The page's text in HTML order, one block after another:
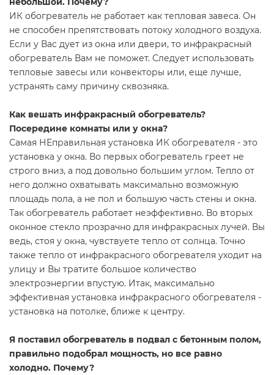
ИК обогреватель не работает как тепловая завеса. Он
не способен препятствовать потоку холодного воздуха.
Если у Вас дует из окна или двери, то инфракрасный
обогреватель Вам не поможет. Следует использовать
тепловые завесы или конвекторы или, еще лучше,
устранять саму причину сквозняка.
Как вешать инфракрасный обогреватель?
Посередине комнаты или у окна?
Самая НЕправильная установка ИК обогревателя - это
установка у окна. Во первых обогреватель греет не
строго вниз, а под довольно большим углом. Тепло от
него должно охватывать максимально возможную
площадь пола, а не пол и большую часть стены и окна.
Так обогреватель работает неэффективно. Во вторых
оконное стекло прозрачно для инфракрасных лучей. Вы
ведь, стоя у окна, чувствуете тепло от солнца. Точно
также тепло от инфракрасного обогревателя уходит на
улицу и Вы тратите большое количество
электроэнергии впустую. Итак, максимально
эффективная установка инфракрасного обогревателя -
установка на потолке, ближе к центру.
Я поставил обогреватель в подвал с бетонным полом,
правильно подобрал мощность, но все равно
холодно. Почему?